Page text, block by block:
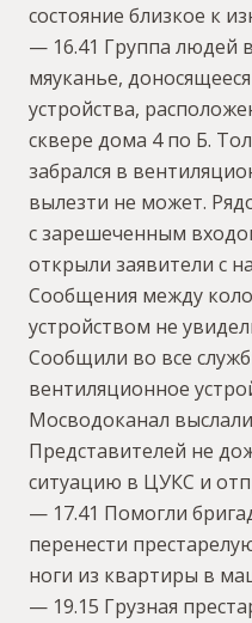
состояние близкое к
— 16.41 Группа людей
мяуканье,
устройства,
сквере дома 4 по Б.
забрался в
вылезти не может.
с зарешеченным
открыли заявители с
Сообщения между
устройством не
Сообщили во все
вентиляционное
Мосводоканал
Представителей не
ситуацию в ЦУКС и
— 17.41 Помогли
перенести
ноги из квартиры в
— 19.15 Грузная